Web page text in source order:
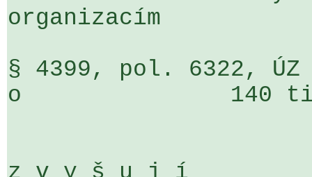
organizacím
§ 4399, pol. 6322, ÚZ
o               140